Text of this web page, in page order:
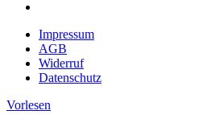
Impressum
AGB
Widerruf
Datenschutz
Vorlesen